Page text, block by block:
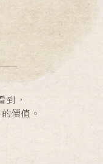
到，
價值。